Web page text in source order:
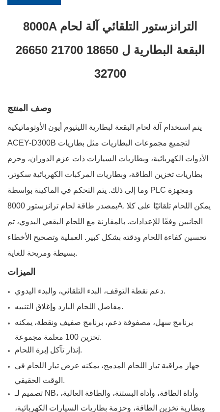
8000A الترانزستور التلقائي آلة لحام
البقعة البطارية ل 18650 21700 26650
32700
وصف المنتج
يتم استخدام آلة لحام البقعة لبطارية الليثيوم أيون الأوتوماتيكية
ACEY-D300B لتجميع مجموعات البطاريات مثل بطاريات
الأدوات الكهربائية، وبطاريات السيارات ذات عزم الدوران، وحزم
بطاريات تخزين الطاقة، وبطاريات المركبات الكهربائية سكوتر،
وما إلى ذلك. يتم التحكم في الماكينة بواسطة PLC ومجهزة
بمصدر طاقة لحام ترانزستور 8000A. يمكن اللحام تلقائيًا على كلا
الجانبين وفقًا للإعدادات. بالمقارنة مع اللحام البقعي اليدوي، تم
تحسين كفاءة اللحام ودقته بشكل كبير. العملية وتصحيح الأخطاء
بسيطة ومريحة للغاية.
الميزات
دعم نقطة التوقف، البدء التلقائي، والبدء اليدوي.
مفاصل اللحام البارد وإغلاق التنبيه.
برنامج سهل، مصفوفة دعم، برنامج صفيف ونقطة، يمكنه
إنذار تآكل إبرة اللحام.
جهاز مراقبة تيار اللحام المدمج، يمكنه عرض تيار اللحام في
تصميم لـ NB، وأداة الطاقة، وأداة البستنة، والطاقة العالية،
وبطارية تخزين الطاقة، وحزمة بطاريات السيارات الكهربائية،